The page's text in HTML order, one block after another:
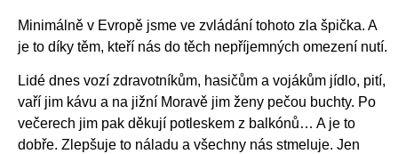
Minimálně v Evropě jsme ve zvládání tohoto zla špička. A
je to díky těm, kteří nás do těch nepříjemných omezení nutí.
Lidé dnes vozí zdravotníkům, hasičům a vojákům jídlo, pití,
vaří jim kávu a na jižní Moravě jim ženy pečou buchty. Po
večerech jim pak děkují potleskem z balkónů… A je to
dobře. Zlepšuje to náladu a všechny nás stmeluje. Jen